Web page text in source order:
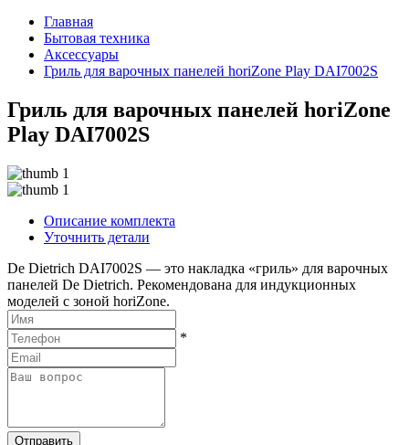
Главная
Бытовая техника
Аксессуары
Гриль для варочных панелей horiZone Play DAI7002S
Гриль для варочных панелей horiZone
Play DAI7002S
Описание комплекта
Уточнить детали
De Dietrich DAI7002S — это накладка «гриль» для варочных
панелей De Dietrich. Рекомендована для индукционных
моделей с зоной horiZone.
*
Отправить